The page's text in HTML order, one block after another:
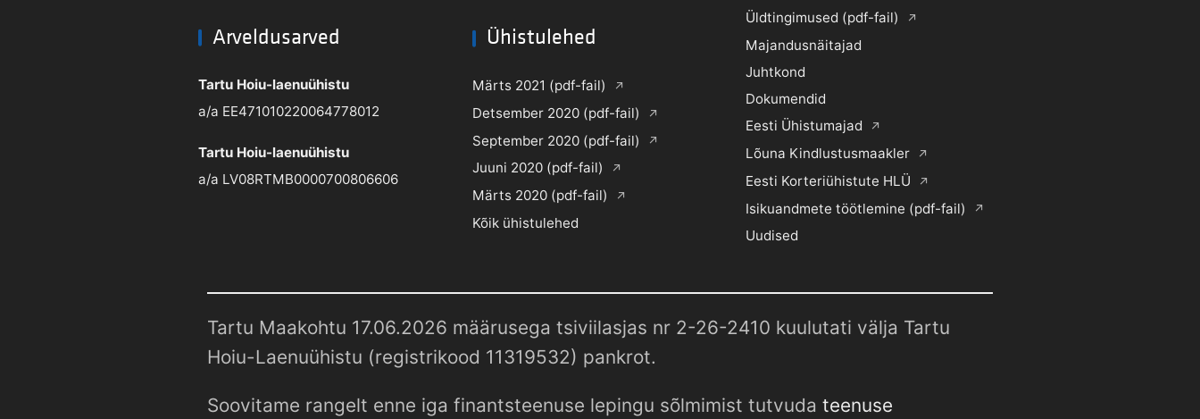
Arveldusarved
Tartu Hoiu-laenuühistu
a/a EE471010220064778012
Tartu Hoiu-laenuühistu
a/a LV08RTMB0000700806606
Ühistulehed
Märts 2021 (pdf-fail)
Detsember 2020 (pdf-fail)
September 2020 (pdf-fail)
Juuni 2020 (pdf-fail)
Märts 2020 (pdf-fail)
Kõik ühistulehed
Üldtingimused (pdf-fail)
Majandusnäitajad
Juhtkond
Dokumendid
Eesti Ühistumajad
Lõuna Kindlustusmaakler
Eesti Korteriühistute HLÜ
Isikuandmete töötlemine (pdf-fail)
Uudised
Tartu Maakohtu 17.06.2026 määrusega tsiviilasjas nr 2-26-2410 kuulutati välja Tartu
Hoiu-Laenuühistu (registrikood 11319532) pankrot.
Soovitame rangelt enne iga finantsteenuse lepingu sõlmimist tutvuda teenuse